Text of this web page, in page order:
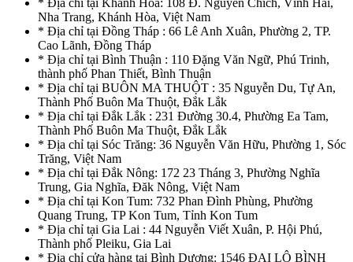
Nha Trang, Khánh Hòa, Việt Nam
* Địa chỉ tại Đồng Tháp : 66 Lê Anh Xuân, Phường 2, TP.
Cao Lãnh, Đồng Tháp
* Địa chỉ tại Bình Thuận : 110 Đặng Văn Ngữ, Phú Trinh,
thành phố Phan Thiết, Bình Thuận
* Địa chỉ tại BUÔN MA THUỘT : 35 Nguyễn Du, Tự An,
Thành Phố Buôn Ma Thuột, Đắk Lắk
* Địa chỉ tại Đắk Lắk : 231 Đường 30.4, Phường Ea Tam,
Thành Phố Buôn Ma Thuột, Đắk Lắk
* Địa chỉ tại Sóc Trăng: 36 Nguyễn Văn Hữu, Phường 1, Sóc
Trăng, Việt Nam
* Địa chỉ tại Đắk Nông: 172 23 Tháng 3, Phường Nghĩa
Trung, Gia Nghĩa, Đăk Nông, Việt Nam
* Địa chỉ tại Kon Tum: 732 Phan Đình Phùng, Phường
Quang Trung, TP Kon Tum, Tỉnh Kon Tum
* Địa chỉ tại Gia Lai : 44 Nguyễn Viết Xuân, P. Hội Phú,
Thành phố Pleiku, Gia Lai
* Địa chỉ cửa hàng tại Bình Dương: 1546 ĐẠI LỘ BÌNH